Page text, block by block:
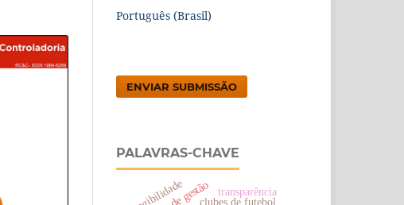
Português (Brasil)
ENVIAR SUBMISSÃO
PALAVRAS-CHAVE
clubes de futebol.
transparência